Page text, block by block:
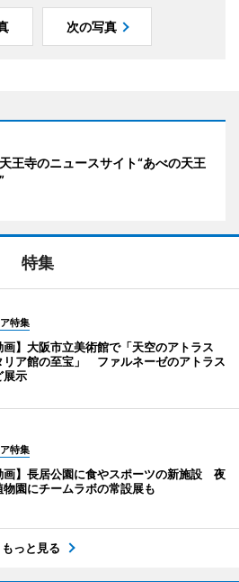
次の写真
王寺のニュースサイト“あべの天王
特集
特集
画】大阪市立美術館で「天空のアトラス
リア館の至宝」 ファルネーゼのアトラス
展示
特集
画】長居公園に食やスポーツの新施設 夜
物園にチームラボの常設展も
もっと見る